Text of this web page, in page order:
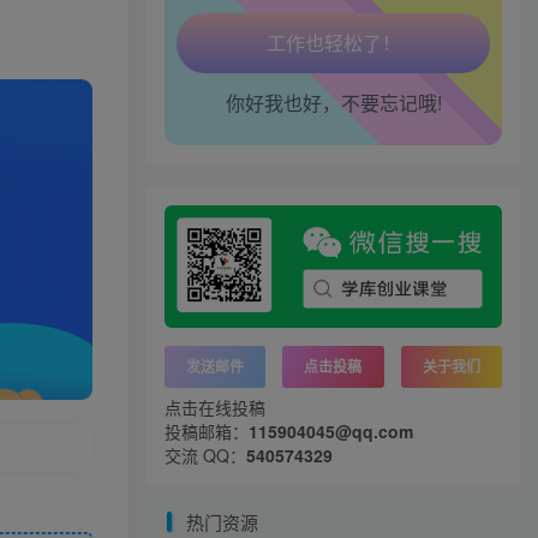
腰也不酸了！
工作也轻松了！
你好我也好，不要忘记哦!
发送邮件 点击投稿 关于我们
点击在线投稿
投稿邮箱： 115904045@qq.com
交流 QQ： 540574329
热门资源